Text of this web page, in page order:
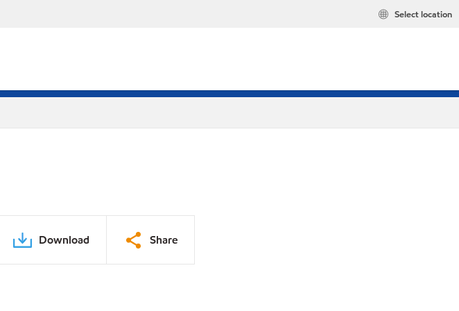
Select location
Download Share